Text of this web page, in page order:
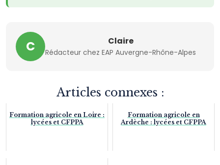
C Claire
Rédacteur chez EAP Auvergne-Rhône-Alpes
Articles connexes :
Formation agricole en Loire :
lycées et CFPPA
Formation agricole en
Ardèche : lycées et CFPPA